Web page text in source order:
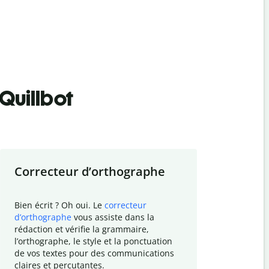
Correcteur d’orthographe
Bien écrit ? Oh oui. Le correcteur
d’orthographe vous assiste dans la
rédaction et vérifie la grammaire,
l’orthographe, le style et la ponctuation
de vos textes pour des communications
claires et percutantes.